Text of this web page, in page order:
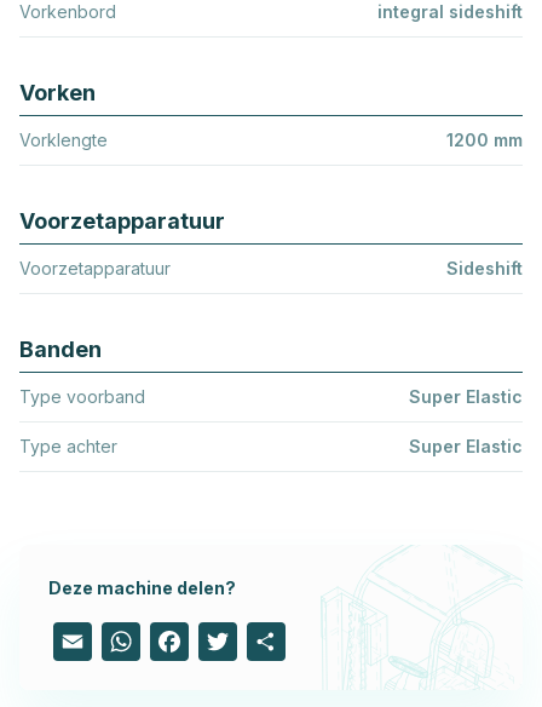
Vorkenbord integral sideshift
Vorken
Vorklengte 1200 mm
Voorzetapparatuur
Voorzetapparatuur Sideshift
Banden
Type voorband Super Elastic
Type achter Super Elastic
Deze machine delen?
Email WhatsAppFacebook
Twitter